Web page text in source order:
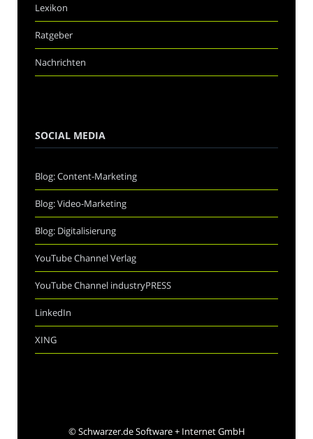
Lexikon
Ratgeber
Nachrichten
SOCIAL MEDIA
Blog: Content-Marketing
Blog: Video-Marketing
Blog: Digitalisierung
YouTube Channel Verlag
YouTube Channel industryPRESS
LinkedIn
XING
©Schwarzer.de Software + Internet GmbH